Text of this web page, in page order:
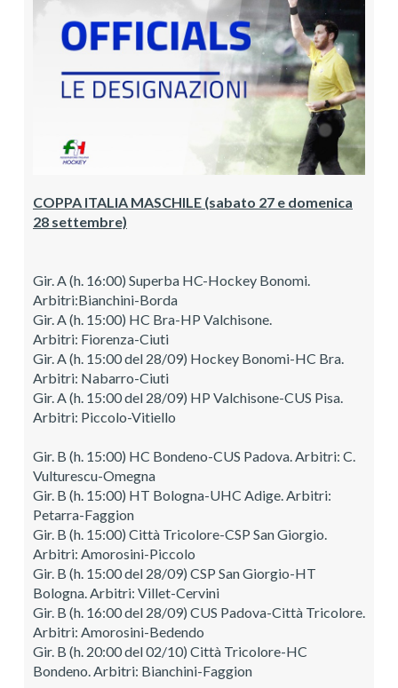
COPPA ITALIA MASCHILE (sabato 27 e domenica
28 settembre)
Gir. A (h. 16:00) Superba HC-Hockey Bonomi.
Arbitri:Bianchini-Borda
Gir. A (h. 15:00) HC Bra-HP Valchisone.
Arbitri: Fiorenza-Ciuti
Gir. A (h. 15:00 del 28/09) Hockey Bonomi-HC Bra.
Arbitri: Nabarro-Ciuti
Gir. A (h. 15:00 del 28/09) HP Valchisone-CUS Pisa.
Arbitri: Piccolo-Vitiello
Gir. B (h. 15:00) HC Bondeno-CUS Padova. Arbitri: C.
Vulturescu-Omegna
Gir. B (h. 15:00) HT Bologna-UHC Adige. Arbitri:
Petarra-Faggion
Gir. B (h. 15:00) Città Tricolore-CSP San Giorgio.
Arbitri: Amorosini-Piccolo
Gir. B (h. 15:00 del 28/09) CSP San Giorgio-HT
Bologna. Arbitri: Villet-Cervini
Gir. B (h. 16:00 del 28/09) CUS Padova-Città Tricolore.
Arbitri: Amorosini-Bedendo
Gir. B (h. 20:00 del 02/10) Città Tricolore-HC
Bondeno. Arbitri: Bianchini-Faggion